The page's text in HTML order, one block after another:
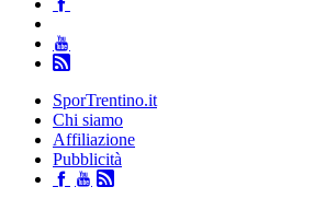
SporTrentino.it
Chi siamo
Affiliazione
Pubblicità